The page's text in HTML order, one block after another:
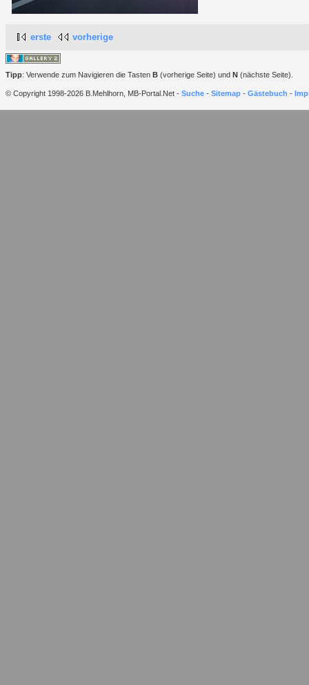
erste vorherige
Tipp: Verwende zum Navigieren die Tasten B (vorherige Seite) und N (nächste Seite).
© Copyright 1998-2026 B.Mehlhorn, MB-Portal.Net - Suche - Sitemap - Gästebuch -